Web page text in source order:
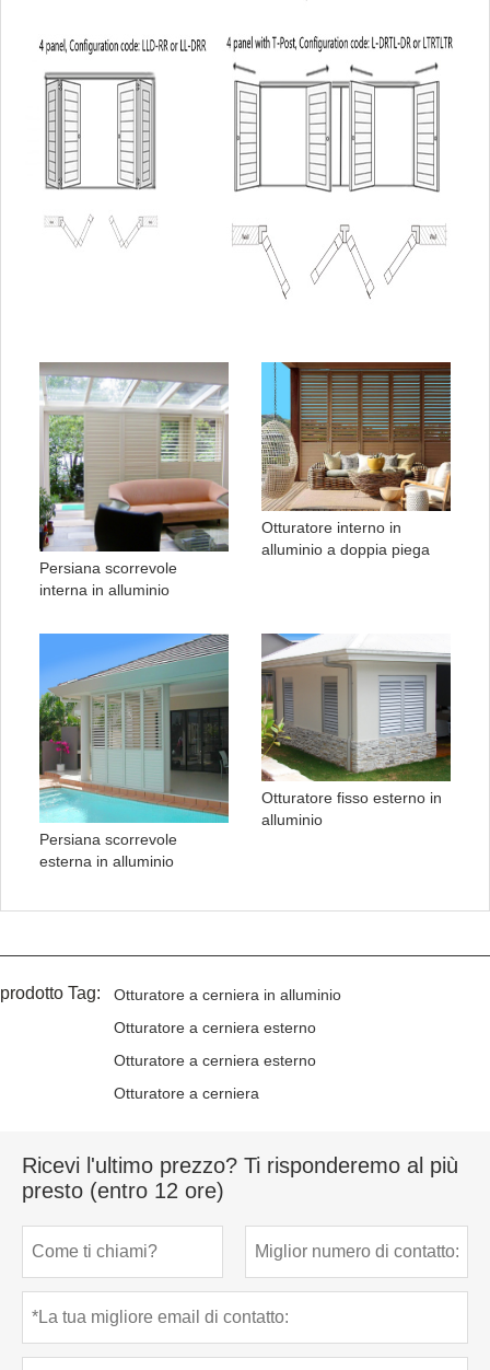
Persiana scorrevole
interna in alluminio
Otturatore interno in
alluminio a doppia piega
Persiana scorrevole
esterna in alluminio
Otturatore fisso esterno in
alluminio
prodotto Tag:
Otturatore a cerniera in alluminio
Otturatore a cerniera esterno
Otturatore a cerniera esterno
Otturatore a cerniera
Ricevi l'ultimo prezzo? Ti risponderemo al più
presto (entro 12 ore)